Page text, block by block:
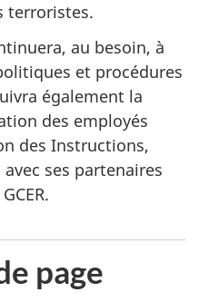
terroristes.
au besoin, à
et procédures
également la
des employés
des Instructions,
ses partenaires
page